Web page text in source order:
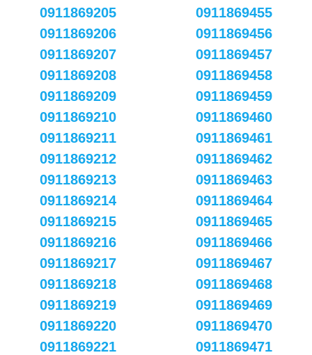
0911869205
0911869206
0911869207
0911869208
0911869209
0911869210
0911869211
0911869212
0911869213
0911869214
0911869215
0911869216
0911869217
0911869218
0911869219
0911869220
0911869221
0911869455
0911869456
0911869457
0911869458
0911869459
0911869460
0911869461
0911869462
0911869463
0911869464
0911869465
0911869466
0911869467
0911869468
0911869469
0911869470
0911869471